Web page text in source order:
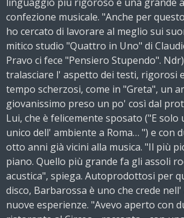
confezione musicale. "Anche per
ho cercato di lavorare al meglio sui
mitico studio "Quattro in Uno" di
Pravo ci fece "Pensiero Stupendo".
tralasciare l' aspetto dei testi, rigorosi
tempo scherzosi, come in "Greta", un
giovanissimo preso un po' così dal
Lui, che è felicemente sposato ("E solo
unico dell' ambiente a Roma… ") e con
otto anni già vicini alla musica. "Il più
piano. Quello più grande fa gli assoli
acustica", spiega. Autoprodottosi per
disco, Barbarossa è uno che crede
nuove esperienze. "Avevo aperto con